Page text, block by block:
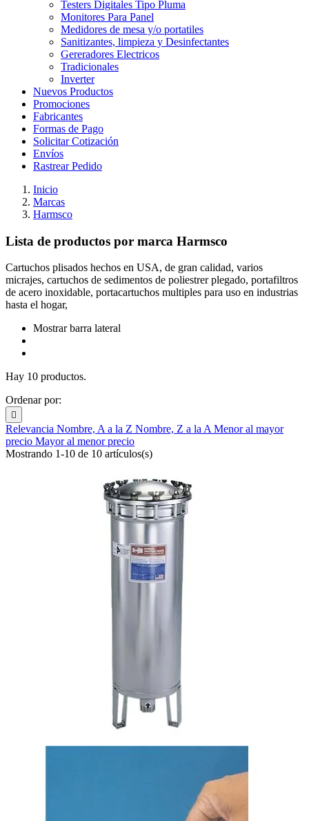
Testers Digitales Tipo Pluma
Monitores Para Panel
Medidores de mesa y/o portatiles
Sanitizantes, limpieza y Desinfectantes
Gereradores Electricos
Tradicionales
Inverter
Nuevos Productos
Promociones
Fabricantes
Formas de Pago
Solicitar Cotización
Envíos
Rastrear Pedido
Inicio
Marcas
Harmsco
Lista de productos por marca Harmsco
Cartuchos plisados hechos en USA, de gran calidad, varios
micrajes, cartuchos de sedimentos de poliestrer plegado, portafiltros
de acero inoxidable, portacartuchos multiples para uso en industrias
hasta el hogar,
Mostrar barra lateral
Hay 10 productos.
Ordenar por:

Relevancia Nombre, A a la Z Nombre, Z a la AMenor al mayor
precio Mayor al menor precio
Mostrando 1-10 de 10 artículos(s)